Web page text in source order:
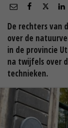
De rechters van
over de
in de provincie
na twijfels over
technieken.